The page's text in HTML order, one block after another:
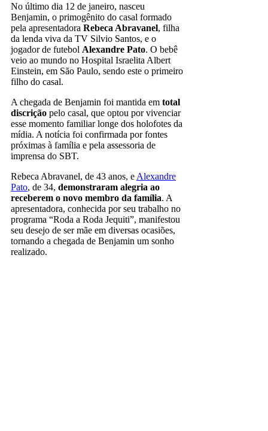
No último dia 12 de janeiro, nasceu
Benjamin, o primogênito do casal formado
pela apresentadora Rebeca Abravanel, filha
da lenda viva da TV Silvio Santos, e o
jogador de futebol Alexandre Pato. O bebê
veio ao mundo no Hospital Israelita Albert
Einstein, em São Paulo, sendo este o primeiro
filho do casal.
A chegada de Benjamin foi mantida em total
discrição pelo casal, que optou por vivenciar
esse momento familiar longe dos holofotes da
mídia. A notícia foi confirmada por fontes
próximas à família e pela assessoria de
imprensa do SBT.
Rebeca Abravanel, de 43 anos, e Alexandre
Pato, de 34, demonstraram alegria ao
receberem o novo membro da família. A
apresentadora, conhecida por seu trabalho no
programa “Roda a Roda Jequiti”, manifestou
seu desejo de ser mãe em diversas ocasiões,
tornando a chegada de Benjamin um sonho
realizado.